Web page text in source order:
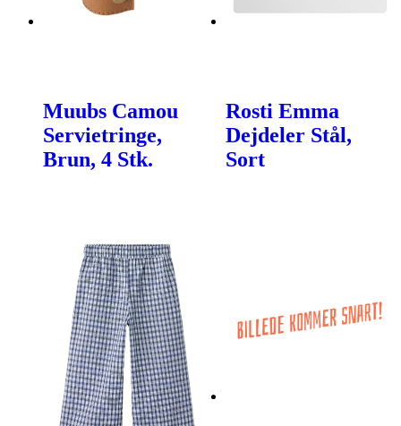
Muubs Camou
Servietringe,
Brun, 4 Stk.
Rosti Emma
Dejdeler Stål,
Sort